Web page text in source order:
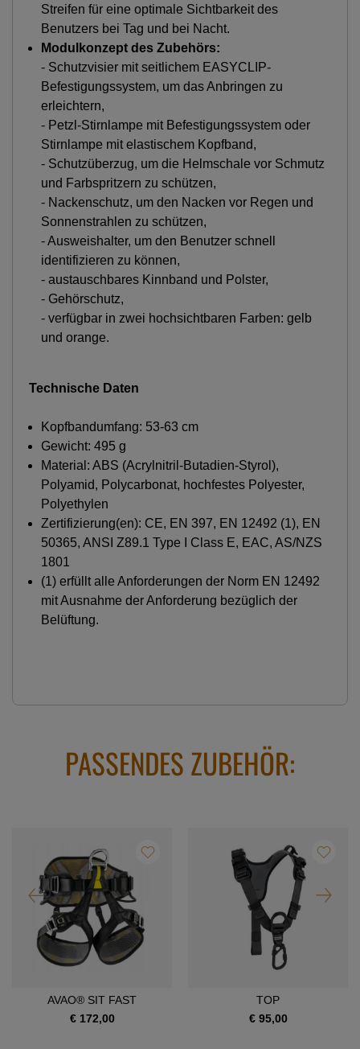
Streifen für eine optimale Sichtbarkeit des
Benutzers bei Tag und bei Nacht.
Modulkonzept des Zubehörs:
- Schutzvisier mit seitlichem EASYCLIP-
Befestigungssystem, um das Anbringen zu
erleichtern,
- Petzl-Stirnlampe mit Befestigungssystem oder
Stirnlampe mit elastischem Kopfband,
- Schutzüberzug, um die Helmschale vor Schmutz
und Farbspritzern zu schützen,
- Nackenschutz, um den Nacken vor Regen und
Sonnenstrahlen zu schützen,
- Ausweishalter, um den Benutzer schnell
identifizieren zu können,
- austauschbares Kinnband und Polster,
- Gehörschutz,
- verfügbar in zwei hochsichtbaren Farben: gelb
und orange.
Technische Daten
Kopfbandumfang: 53-63 cm
Gewicht: 495 g
Material: ABS (Acrylnitril-Butadien-Styrol),
Polyamid, Polycarbonat, hochfestes Polyester,
Polyethylen
Zertifizierung(en): CE, EN 397, EN 12492 (1), EN
50365, ANSI Z89.1 Type I Class E, EAC, AS/NZS
1801
(1) erfüllt alle Anforderungen der Norm EN 12492
mit Ausnahme der Anforderung bezüglich der
Belüftung.
PASSENDES ZUBEHÖR:
AVAO® SIT FAST
€ 172,00
TOP
€ 95,00